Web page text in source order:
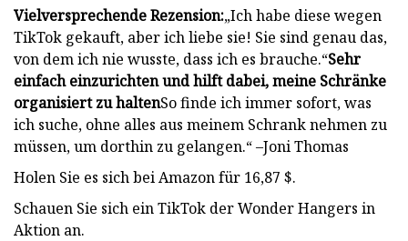
Vielversprechende Rezension:„Ich habe diese wegen
TikTok gekauft, aber ich liebe sie! Sie sind genau das,
von dem ich nie wusste, dass ich es brauche.“Sehr
einfach einzurichten und hilft dabei, meine Schränke
organisiert zu haltenSo finde ich immer sofort, was
ich suche, ohne alles aus meinem Schrank nehmen zu
müssen, um dorthin zu gelangen.“ –Joni Thomas
Holen Sie es sich bei Amazon für 16,87 $.
Schauen Sie sich ein TikTok der Wonder Hangers in
Aktion an.